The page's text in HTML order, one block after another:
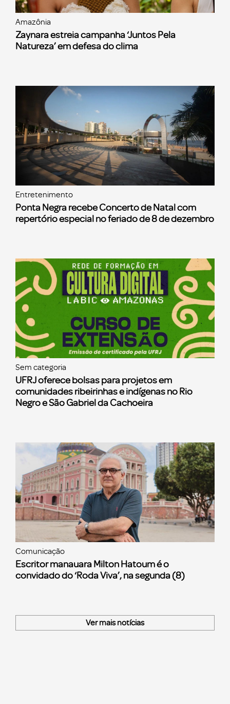
Amazônia
Zaynara estreia campanha ‘Juntos Pela
Natureza’ em defesa do clima
Entretenimento
Ponta Negra recebe Concerto de Natal com
repertório especial no feriado de 8 de dezembro
Sem categoria
UFRJ oferece bolsas para projetos em
comunidades ribeirinhas e indígenas no Rio
Negro e São Gabriel da Cachoeira
Comunicação
Escritor manauara Milton Hatoum é o
convidado do ‘Roda Viva’, na segunda (8)
Ver mais notícias